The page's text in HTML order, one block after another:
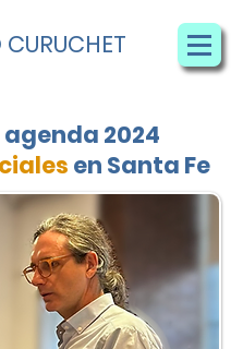
2024
en Santa Fe